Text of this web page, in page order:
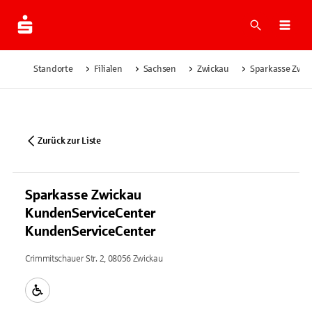
Suche
Standorte Filialen Sachsen Zwickau Sparkasse
Zurück zur Liste
Sparkasse Zwickau
KundenServiceCenter
KundenServiceCenter
Crimmitschauer Str. 2, 08056 Zwickau